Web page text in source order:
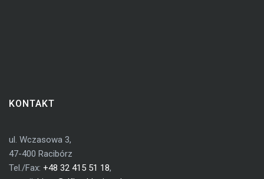
KONTAKT
ul. Wczasowa 3,
47-400 Racibórz
Tel./Fax: +48 32 415 51 18,